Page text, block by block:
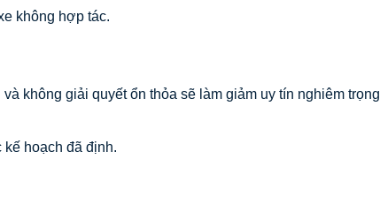
không hợp tác.
không giải quyết ổn thỏa sẽ làm giảm uy tín nghiêm trọng
kế hoạch đã định.